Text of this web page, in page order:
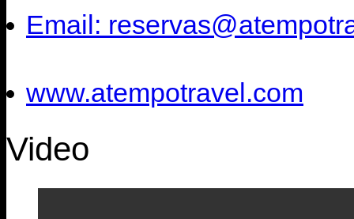
Email:
www.atempotravel.com
Video